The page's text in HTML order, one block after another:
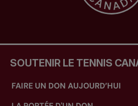
SOUTENIR LE TENNIS
FAIRE UN DON AUJOURD’HUI